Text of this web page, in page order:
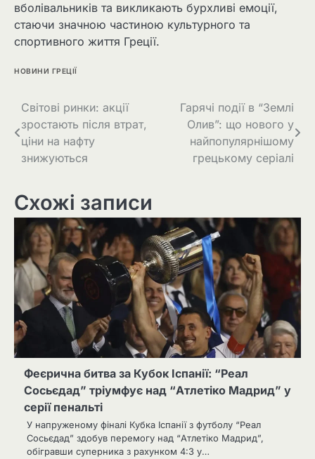
вболівальників та викликають бурхливі емоції,
стаючи значною частиною культурного та
спортивного життя Греції.
НОВИНИ ГРЕЦІЇ
Світові ринки: акції
зростають після втрат,
ціни на нафту
знижуються
Гарячі події в “Землі
Олив”: що нового у
найпопулярнішому
грецькому серіалі
Схожі записи
Феєрична битва за Кубок Іспанії: “Реал
Сосьєдад” тріумфує над “Атлетіко Мадрид” у
серії пенальті
У напруженому фіналі Кубка Іспанії з футболу “Реал
Сосьєдад” здобув перемогу над “Атлетіко Мадрид”,
обігравши суперника з рахунком 4:3 у…